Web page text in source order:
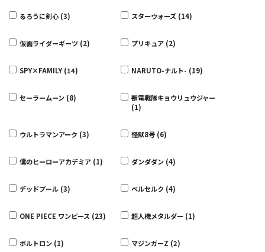
るろうに剣心 (3) スターウォーズ (14)
仮面ライダーギーツ (2) プリキュア (2)
SPY×FAMILY (14) NARUTO-ナルト- (19)
セーラームーン (8)
獣電戦隊キョウリュウジャー
(1)
ウルトラマンアーク (3) 怪獣8号 (6)
僕のヒーローアカデミア (1) ダンダダン (4)
デッドプール (3) ベルセルク (4)
ONE PIECE ワンピース (23) 超人機メタルダー (1)
ボルトロン (1) マジンガーZ (2)